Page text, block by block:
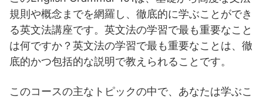
規則や概念までを網羅し、徹底的に学ぶことができ
る英文法講座です。英文法の学習で最も重要なこと
は何ですか？英文法の学習で最も重要なことは、徹
底的かつ包括的な説明で教えられることです。
このコースの主なトピックの中で、あなたは学ぶこ